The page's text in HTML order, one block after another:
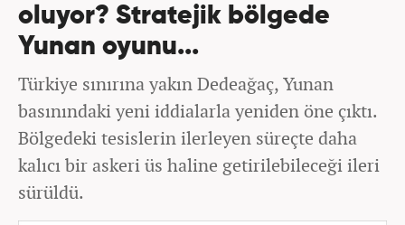
oluyor? Stratejik bölgede
Yunan oyunu...
Türkiye sınırına yakın Dedeağaç, Yunan
basınındaki yeni iddialarla yeniden öne çıktı.
Bölgedeki tesislerin ilerleyen süreçte daha
kalıcı bir askeri üs haline getirilebileceği ileri
sürüldü.